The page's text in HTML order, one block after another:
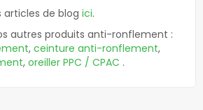
articles de blog ici.
autres produits anti-ronflement :
, ceinture anti-ronflement,
, oreiller PPC / CPAC .